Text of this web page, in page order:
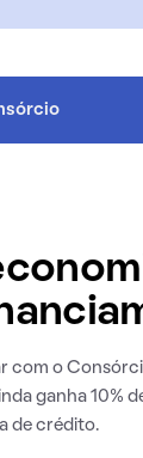
com o
ganha 10%
de crédito.